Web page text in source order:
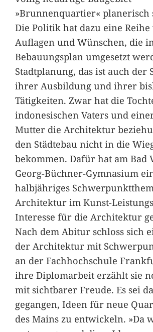
»Brunnenquartier« planerisch
Die Politik hat dazu eine Reihe
Auflagen und Wünschen, die
Bebauungsplan umgesetzt
Stadtplanung, das ist auch der
ihrer Ausbildung und ihrer
Tätigkeiten. Zwar hat die
indonesischen Vaters und
Mutter die Architektur
den Städtebau nicht in die
bekommen. Dafür hat am Bad
Georg-Büchner-Gymnasium
halbjähriges
Architektur im Kunst-
Interesse für die Architektur
Nach dem Abitur schloss sich
der Architektur mit
an der Fachhochschule
ihre Diplomarbeit erzählt sie
mit sichtbarer Freude. Es sei
gegangen, Ideen für neue
des Mains zu entwickeln. »Da